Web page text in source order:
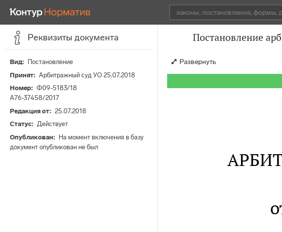
Реквизиты документа
Вид
Постановление
Принят
Арбитражный суд УО 25.07.2018
Номер
Ф09-5183/18
А76-37458/2017
Редакция от
25.07.2018
Статус
Действует
Опубликован
На момент включения в базу
документ опубликован не был
Постановление
Развернуть